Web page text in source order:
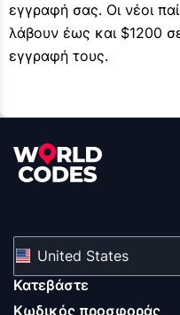
εγγραφή σας. Οι νέοι
λάβουν έως και $1200
εγγραφή τους.
United States
Κατεβάστε
Κωδικός προσφοράς